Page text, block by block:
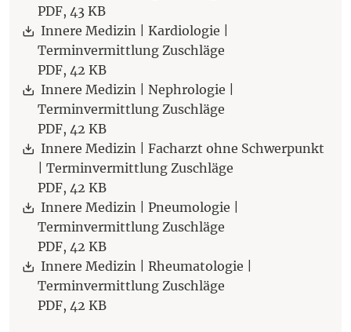
PDF, 43 KB
Download:
Innere Medizin | Kardiologie |
Terminvermittlung Zuschläge
PDF, 42 KB
Download:
Innere Medizin | Nephrologie |
Terminvermittlung Zuschläge
PDF, 42 KB
Download:
Innere Medizin | Facharzt ohne Schwerpunkt
| Terminvermittlung Zuschläge
PDF, 42 KB
Download:
Innere Medizin | Pneumologie |
Terminvermittlung Zuschläge
PDF, 42 KB
Download:
Innere Medizin | Rheumatologie |
Terminvermittlung Zuschläge
PDF, 42 KB